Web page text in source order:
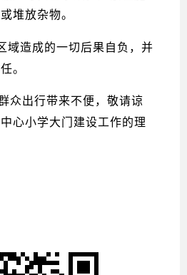
堆放杂物。
域造成的一切后果自负，并
。
众出行带来不便，敬请谅
心小学大门建设工作的理